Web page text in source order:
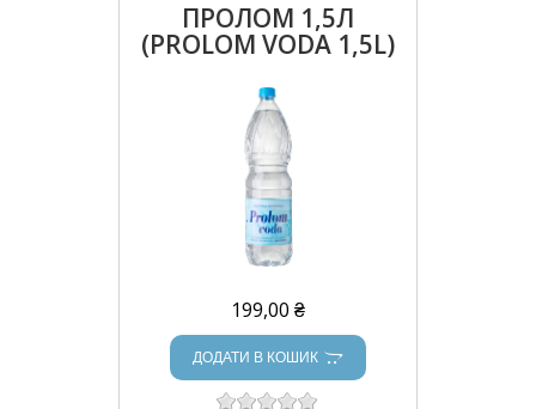
ПРОЛОМ 1,5Л
(PROLOM VODA 1,5L)
199,00 ₴
ДОДАТИ В КОШИК